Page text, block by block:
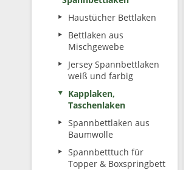
Haustücher Bettlaken
Bettlaken aus
Mischgewebe
Jersey Spannbettlaken
weiß und farbig
Kapplaken,
Taschenlaken
Spannbettlaken aus
Baumwolle
Spannbetttuch für
Topper & Boxspringbett